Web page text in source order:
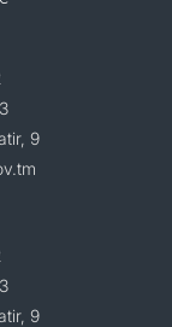
9
9